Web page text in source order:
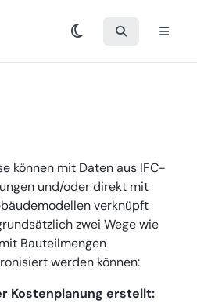
können mit Daten aus IFC-
und/oder direkt mit
verknüpft
zwei Wege wie
Bauteilmengen
werden können:
Kostenplanung erstellt: